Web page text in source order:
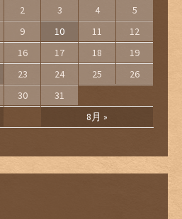
8月 »
2 3 4
5
9 10 11
12
16 17 18
19
23 24 25
26
30 31